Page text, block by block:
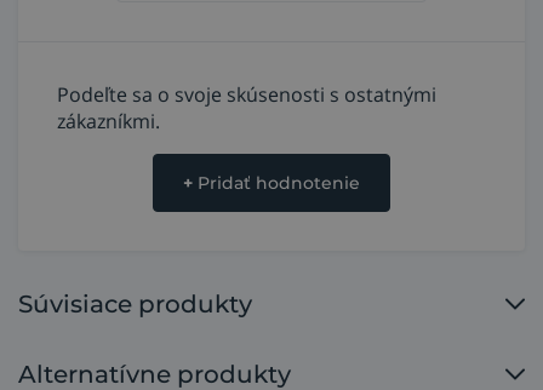
Podeľte sa o svoje skúsenosti s ostatnými
zákazníkmi.
+ Pridať hodnotenie
Súvisiace produkty
Alternatívne produkty